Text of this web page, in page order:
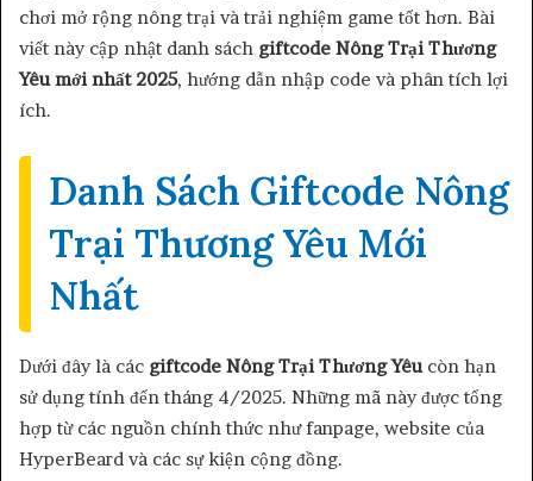
chơi mở rộng nông trại và trải nghiệm game tốt hơn. Bài
viết này cập nhật danh sách giftcode Nông Trại Thương
Yêu mới nhất 2025, hướng dẫn nhập code và phân tích lợi
ích.
Danh Sách Giftcode Nông
Trại Thương Yêu Mới
Nhất
Dưới đây là các giftcode Nông Trại Thương Yêucòn hạn
sử dụng tính đến tháng 4/2025. Những mã này được tổng
hợp từ các nguồn chính thức như fanpage, website của
HyperBeard và các sự kiện cộng đồng.